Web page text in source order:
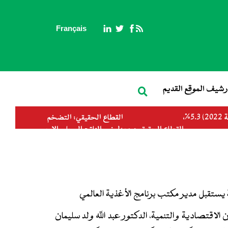
Français
الموقع القديم
(المتوسط السنوي) (سنة 2022، 8,3%) (سنة 2023، 10%)
10%)
مدير مكتب برنامج الأغذية العالمي
والتنمية، الدكتور عبد الله ولد سليمان